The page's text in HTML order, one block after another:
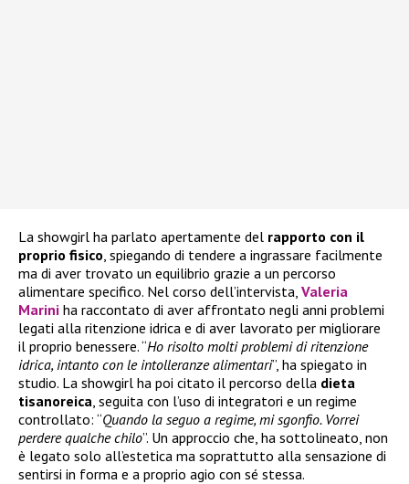
La showgirl ha parlato apertamente del rapporto con il
proprio fisico , spiegando di tendere a ingrassare facilmente
ma di aver trovato un equilibrio grazie a un percorso
alimentare specifico. Nel corso dell’intervista, Valeria
Marini ha raccontato di aver affrontato negli anni problemi
legati alla ritenzione idrica e di aver lavorato per migliorare
il proprio benessere. “Ho risolto molti problemi di ritenzione
idrica, intanto con le intolleranze alimentari”, ha spiegato in
studio. La showgirl ha poi citato il percorso della dieta
tisanoreica , seguita con l’uso di integratori e un regime
controllato: “Quando la seguo a regime, mi sgonfio. Vorrei
perdere qualche chilo”. Un approccio che, ha sottolineato, non
è legato solo all’estetica ma soprattutto alla sensazione di
sentirsi in forma e a proprio agio con sé stessa.